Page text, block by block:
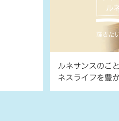
ルネサンスのこ
ネスライフを豊